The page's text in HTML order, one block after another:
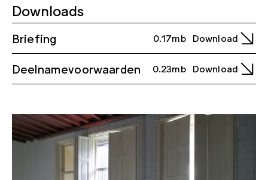
Downloads
Briefing 0.17mb Download
Deelnamevoorwaarden 0.23mb Download